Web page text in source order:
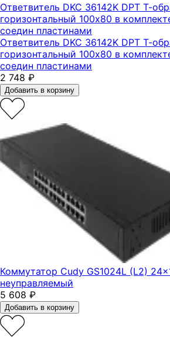
Ответвитель DKC 36142K DPT Т-
горизонтальный 100х80 в
соедин пластинами
Ответвитель DKC 36142K DPT Т-
горизонтальный 100х80 в
соедин пластинами
2 748 ₽
Добавить в корзину
Коммутатор Cudy GS1024L (L2)
неуправляемый
5 608 ₽
Добавить в корзину